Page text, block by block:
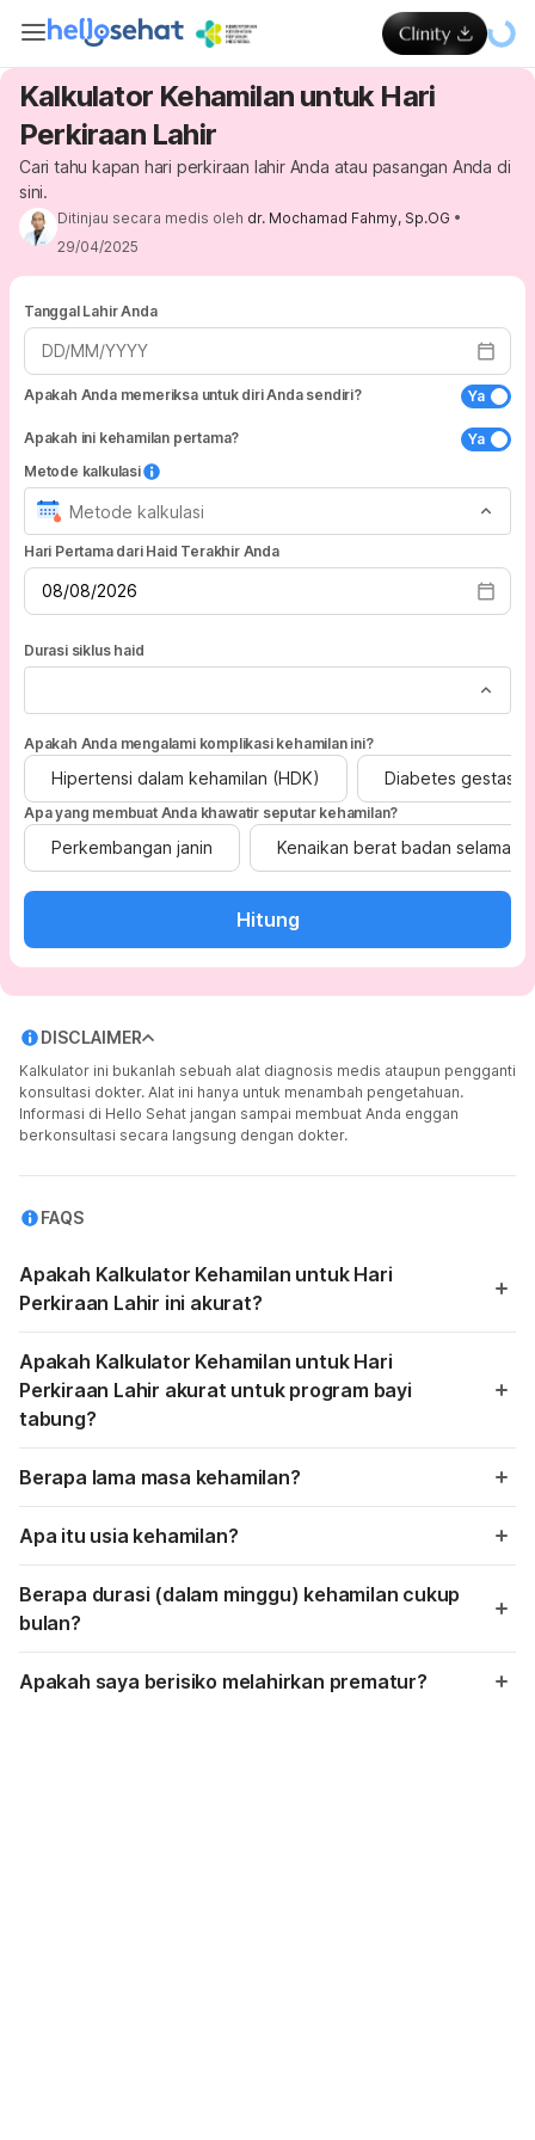
Kalkulator Kehamilan untuk Hari
Perkiraan Lahir
Cari tahu kapan hari perkiraan lahir Anda atau pasangan Anda di
sini.
Ditinjau secara medis oleh dr. Mochamad Fahmy, Sp.OG •
29/04/2025
Tanggal Lahir Anda
DD/MM/YYYY
Apakah Anda memeriksa untuk diri Anda sendiri? Ya
Apakah ini kehamilan pertama?
Ya
Metode kalkulasi
Hari Pertama dari Haid Terakhir Anda
08/08/2026
Durasi siklus haid
Apakah Anda mengalami komplikasi kehamilan ini?
Hipertensi dalam kehamilan (HDK) Diabetes
Apa yang membuat Anda khawatir seputar kehamilan?
Perkembangan janin Kenaikan berat badan selama
Hitung
DISCLAIMER
Kalkulator ini bukanlah sebuah alat diagnosis medis ataupun pengganti
konsultasi dokter. Alat ini hanya untuk menambah pengetahuan.
Informasi di Hello Sehat jangan sampai membuat Anda enggan
berkonsultasi secara langsung dengan dokter.
FAQS
Apakah Kalkulator Kehamilan untuk Hari
Perkiraan Lahir ini akurat?
Apakah Kalkulator Kehamilan untuk Hari
Perkiraan Lahir akurat untuk program bayi
tabung?
Berapa lama masa kehamilan?
Apa itu usia kehamilan?
Berapa durasi (dalam minggu) kehamilan cukup
bulan?
Apakah saya berisiko melahirkan prematur?